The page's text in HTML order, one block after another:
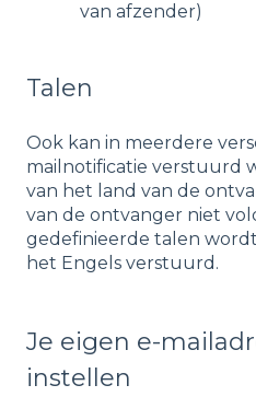
van afzender)
Talen
Ook kan in meerdere
mailnotificatie verstuurd
van het land van de
van de ontvanger niet
gedefinieerde talen
het Engels verstuurd.
Je eigen e-
instellen